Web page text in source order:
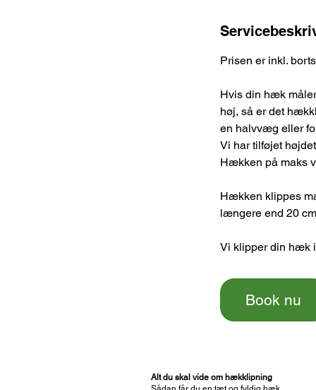
Prisen er inkl.
Hvis din hæk
høj, så er det
en halvvæg eller
Vi har tilføjet
Hækken på maks
Hækken klippes
længere end 20
Vi klipper din hæk
Book nu
Alt du skal vide om hækklipning